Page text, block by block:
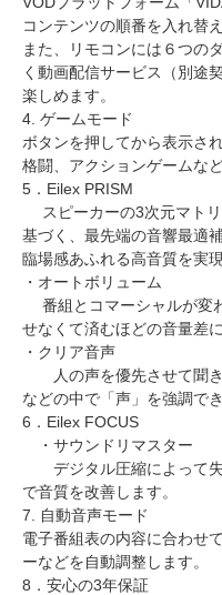
コンテンツの順番を入れ替
また、リモコンには６つの
く動画配信サービス（別途
楽しめます。
4. ゲームモード
ボタンを押してから表示さ
格闘、アクションゲームな
5．Eilex PRISM
スピーカーの3次元マトリ
基づく、最先端の音響最適
臨場感あふれる高音質を実現
・オートボリューム
番組とコマーシャルが変
せなくて済むほどの音量差
・クリア音声
人の声を優先させて聞き
などの中で「声」を強調でき
6．Eilex FOCUS
・サウンドリマスター
デジタル圧縮によって失
で音質を改善します。
7. 自動音声モード
電子番組表の内容に合わせ
ーなどを自動調整します。
8．安心の3年保証